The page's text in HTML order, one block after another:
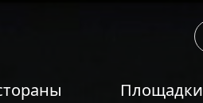
Площадки